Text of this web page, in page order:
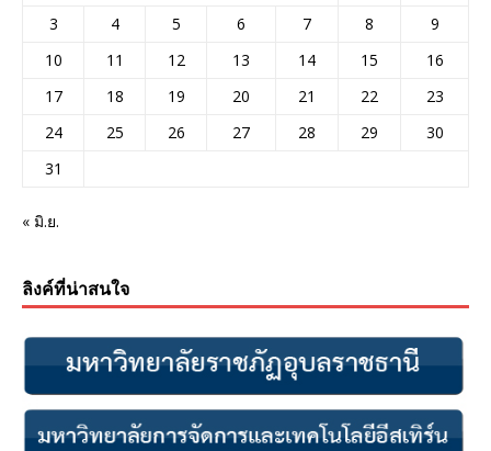
3
4 5 6 7 8
9
10
11 12 13 14 15
16
17
18 19 20 21 22
23
24
25 26 27 28 29
30
31
« มิ.ย.
ลิงค์ที่น่าสนใจ